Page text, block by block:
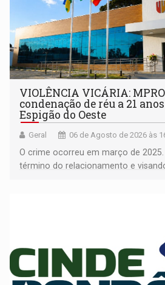
VIOLÊNCIA VICÁRIA:
condenação de réu a 21
Espigão do Oeste
Geral 06 de Agosto de 2026 às
O crime ocorreu em março de
término do relacionamento e